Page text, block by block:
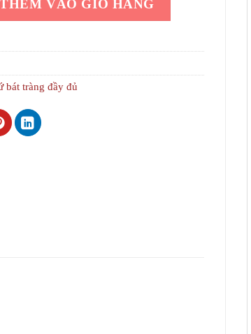
1.480.000₫.
THÊM VÀO GIỎ HÀNG
bát tràng đầy đủ